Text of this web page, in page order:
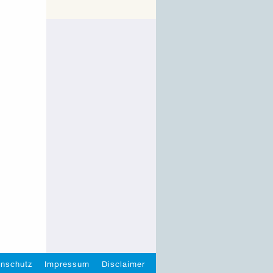
Impressum Disclaimer